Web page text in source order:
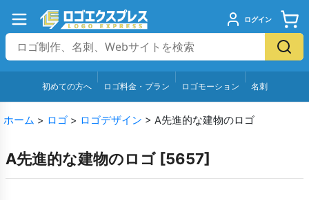
ログイン
初めての方へ ロゴ料金・プラン ロゴモーション 名刺
ホーム > ロゴ > ロゴデザイン > A先進的な建物のロゴ
A先進的な建物のロゴ [5657]